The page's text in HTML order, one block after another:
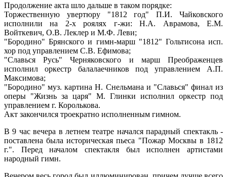
Продолжение акта шло дальше в таком порядке:
Торжественную увертюру "1812 год" П.И. Чайковского
исполнили на 2-х роялях г-жи: Н.А. Аврамова, Е.М.
Войткевич, О.В. Леклер и М.Ф. Леви;
"Бородино" Брянского и гимн-марш "1812" Гольтисона исп.
хор под управлением С.В. Ефимова;
"Славься Русь" Черняковского и марш Преображенцев
исполнил оркестр балалаечников под управлением А.П.
Максимова;
"Бородино" муз. картина Н. Снельмана и "Славься" финал из
оперы "Жизнь за царя" М. Глинки исполнил оркестр под
управлением г. Королькова.
Акт закончился троекратно исполненным гимном.
В 9 час вечера в летнем театре начался парадный спектакль -
поставлена была историческая пьеса "Пожар Москвы в 1812
г.". Перед началом спектакля был исполнен артистами
народный гимн.